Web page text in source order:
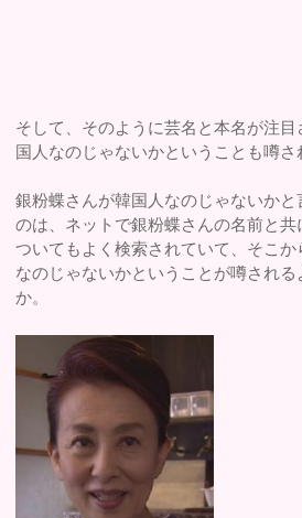
そして、そのように芸名と本名が注
国人なのじゃないかということも噂さ
銀粉蝶さんが韓国人なのじゃないか
のは、ネットで銀粉蝶さんの名前と
ついてもよく検索されていて、そこ
なのじゃないかということが噂される
か。